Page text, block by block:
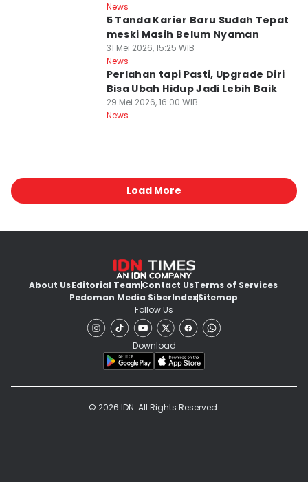
News
5 Tanda Karier Baru Sudah Tepat
meski Masih Belum Nyaman
31 Mei 2026, 15:25 WIB
News
Perlahan tapi Pasti, Upgrade Diri
Bisa Ubah Hidup Jadi Lebih Baik
29 Mei 2026, 16:00 WIB
News
Load More
About UsEditorial TeamContact UsTerms of Services
Pedoman Media SiberIndexSitemap
Follow Us
Download
© 2026 IDN. All Rights Reserved.